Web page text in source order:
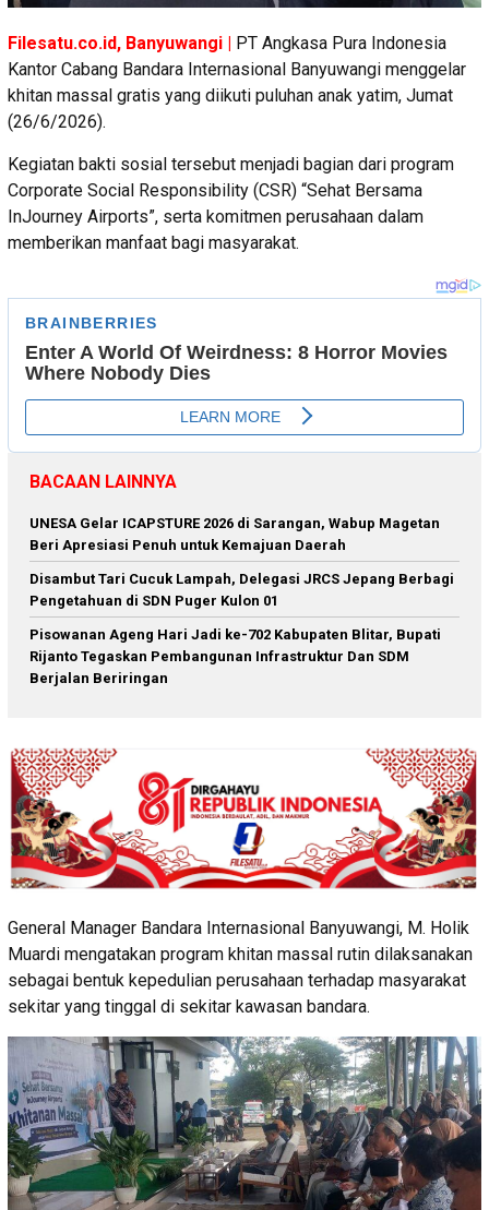
Filesatu.co.id, Banyuwangi |
PT Angkasa Pura Indonesia
Kantor Cabang Bandara Internasional Banyuwangi menggelar
khitan massal gratis yang diikuti puluhan anak yatim, Jumat
(26/6/2026).
Kegiatan bakti sosial tersebut menjadi bagian dari program
Corporate Social Responsibility (CSR) “Sehat Bersama
InJourney Airports”, serta komitmen perusahaan dalam
memberikan manfaat bagi masyarakat.
BACAAN LAINNYA
‎UNESA Gelar ICAPSTURE 2026 di Sarangan, Wabup Magetan
Beri Apresiasi Penuh untuk Kemajuan Daerah
Disambut Tari Cucuk Lampah, Delegasi JRCS Jepang Berbagi
Pengetahuan di SDN Puger Kulon 01
Pisowanan Ageng Hari Jadi ke-702 Kabupaten Blitar, Bupati
Rijanto Tegaskan Pembangunan Infrastruktur Dan SDM
Berjalan Beriringan
General Manager Bandara Internasional Banyuwangi, M. Holik
Muardi mengatakan program khitan massal rutin dilaksanakan
sebagai bentuk kepedulian perusahaan terhadap masyarakat
sekitar yang tinggal di sekitar kawasan bandara.